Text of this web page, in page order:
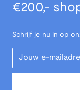
€200,-
Schrijf je nu in op
Your Email